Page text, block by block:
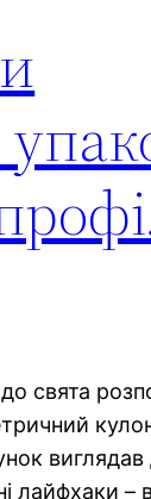
свята
лайфхаки –